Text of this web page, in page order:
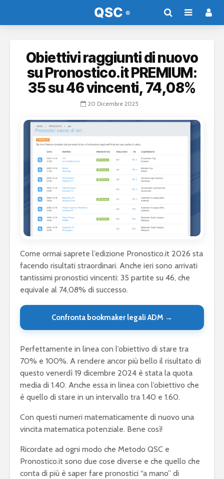
Obiettivi raggiunti di nuovo
su Pronostico.it PREMIUM:
35 su 46 vincenti, 74,08%
20 Dicembre 2025
Come ormai saprete l’edizione Pronostico.it 2026 sta
facendo risultati straordinari. Anche ieri sono arrivati
tantissimi pronostici vincenti: 35 partite su 46, che
equivale al 74,08% di successo.
Confronta bookmaker legali ADM →
Perfettamente in linea con l’obiettivo di stare tra
70% e 100%. A rendere ancor più bello il risultato di
questo venerdì 19 dicembre 2024 è stata la quota
media di 1.40. Anche essa in linea con l’obiettivo che
è quello di stare in un intervallo tra 1.40 e 1.60.
Con questi numeri matematicamente di nuovo una
vincita matematica potenziale. Bene così!
Ricordate ad ogni modo che Metodo QSC e
Pronostico.it sono due cose diverse e che quello che
conta di più è saper fare pronostici “a mano” di